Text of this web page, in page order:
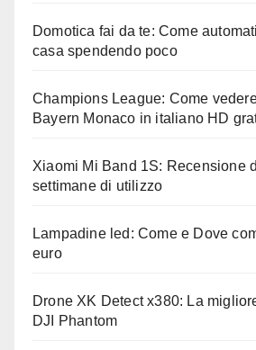
Domotica fai da te: Come
casa spendendo poco
Champions League: Come
Bayern Monaco in italiano HD
Xiaomi Mi Band 1S: Recensione
settimane di utilizzo
Lampadine led: Come e Dove
euro
Drone XK Detect x380: La
DJI Phantom